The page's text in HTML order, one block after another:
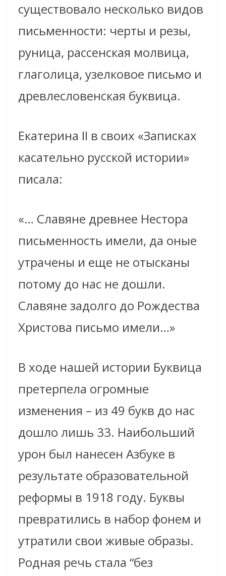
существовало несколько видов
письменности: черты и резы,
руница, рассенская молвица,
глаголица, узелковое письмо и
древлесловенская буквица.
Екатерина II в своих «Записках
касательно русской истории»
писала:
«… Славяне древнее Нестора
письменность имели, да оные
утрачены и еще не отысканы
потому до нас не дошли.
Славяне задолго до Рождества
Христова письмо имели…»
В ходе нашей истории Буквица
претерпела огромные
изменения – из 49 букв до нас
дошло лишь 33. Наибольший
урон был нанесен Азбуке в
результате образовательной
реформы в 1918 году. Буквы
превратились в набор фонем и
утратили свои живые образы.
Родная речь стала “без